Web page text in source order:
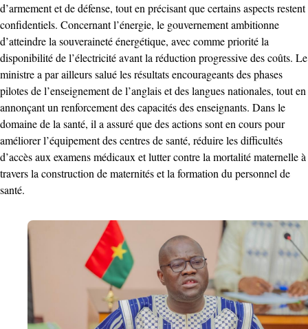
d’armement et de défense, tout en précisant que certains aspects restent
confidentiels. Concernant l’énergie, le gouvernement ambitionne
d’atteindre la souveraineté énergétique, avec comme priorité la
disponibilité de l’électricité avant la réduction progressive des coûts. Le
ministre a par ailleurs salué les résultats encourageants des phases
pilotes de l’enseignement de l’anglais et des langues nationales, tout en
annonçant un renforcement des capacités des enseignants. Dans le
domaine de la santé, il a assuré que des actions sont en cours pour
améliorer l’équipement des centres de santé, réduire les difficultés
d’accès aux examens médicaux et lutter contre la mortalité maternelle à
travers la construction de maternités et la formation du personnel de
santé.